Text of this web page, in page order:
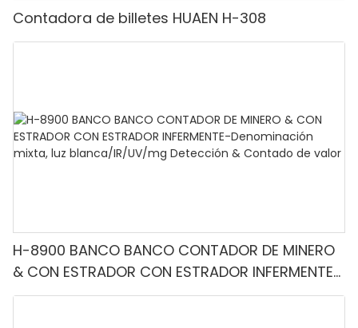
Contadora de billetes HUAEN H-308
H-8900 BANCO BANCO CONTADOR DE MINERO
& CON ESTRADOR CON ESTRADOR INFERMENTE-
Denominación mixta, luz blanca/IR/UV/mg